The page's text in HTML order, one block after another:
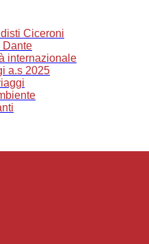
Ciceroni
Dante
internazionale
a.s 2025